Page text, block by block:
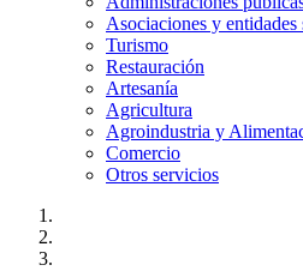
Asociaciones y
Turismo
Restauración
Artesanía
Agricultura
Agroindustria y
Comercio
Otros servicios